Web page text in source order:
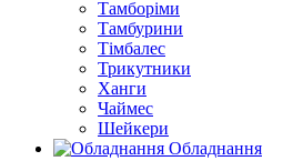
Тамборіми
Тамбурини
Тімбалес
Трикутники
Ханги
Чаймес
Шейкери
Обладнання